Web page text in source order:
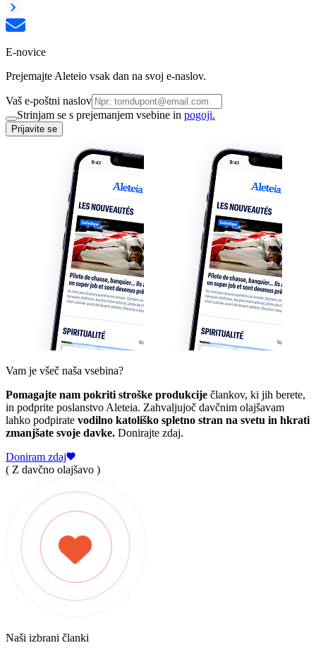
E-novice
Prejemajte Aleteio vsak dan na svoj e-naslov.
Vaš e-poštni naslov
Strinjam se s prejemanjem vsebine in pogoji.
Prijavite se
Vam je všeč naša vsebina?
Pomagajte nam pokriti stroške produkcije člankov, ki jih berete,
in podprite poslanstvo Aleteia. Zahvaljujoč davčnim olajšavam
lahko podpirate vodilno katoliško spletno stran na svetu in hkrati
zmanjšate svoje davke. Donirajte zdaj.
Doniram zdaj
( Z davčno olajšavo )
Naši izbrani članki